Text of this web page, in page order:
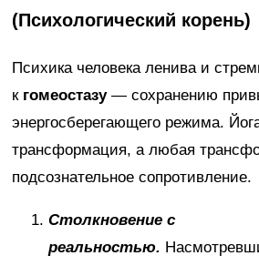
(Психологический корень)
Психика человека ленива и
к гомеостазу— сохранению
энергосберегающего режима.
трансформация, а любая
подсознательное сопротивление.
Столкновение с
реальностью.